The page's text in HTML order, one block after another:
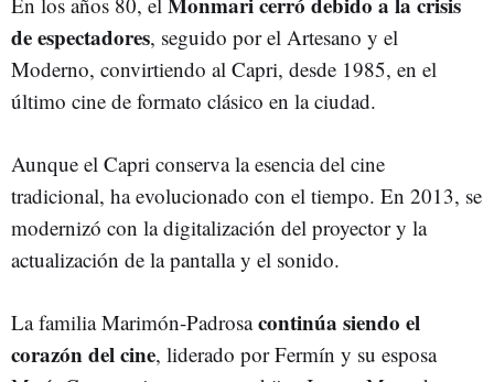
de espectadores, seguido por el Artesano y el
Moderno, convirtiendo al Capri, desde 1985, en el
último cine de formato clásico en la ciudad.
Aunque el Capri conserva la esencia del cine
tradicional, ha evolucionado con el tiempo. En 2013, se
modernizó con la digitalización del proyector y la
actualización de la pantalla y el sonido.
La familia Marimón-Padrosacontinúa siendo el
corazón del cine, liderado por Fermín y su esposa